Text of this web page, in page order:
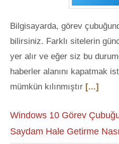
Bilgisayarda, görev
bilirsiniz. Farklı sitelerin
yer alır ve eğer siz bu
haberler alanını kapatmak
mümkün kılınmıştır [...]
Windows 10 Görev
Saydam Hale Getirme